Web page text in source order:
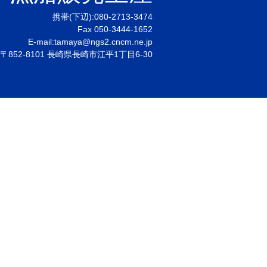
携帯(下辺):080-2713-3474
Fax 050-3444-1652
E-mail:tamaya@ngs2.cncm.ne.jp
〒852-8101 長崎県長崎市江平1丁目6-30